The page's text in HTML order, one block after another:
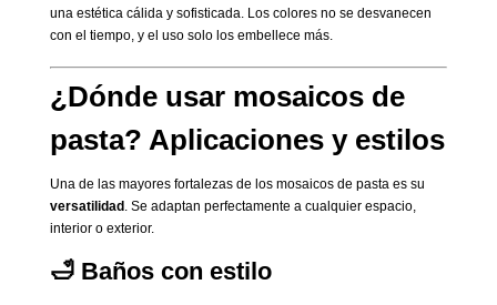
una estética cálida y sofisticada. Los colores no se desvanecen
con el tiempo, y el uso solo los embellece más.
¿Dónde usar mosaicos de
pasta? Aplicaciones y estilos
Una de las mayores fortalezas de los mosaicos de pasta es su
versatilidad. Se adaptan perfectamente a cualquier espacio,
interior o exterior.
🛁 Baños con estilo